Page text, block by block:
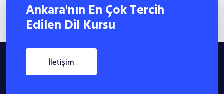
Ankara'nın En Çok Tercih
Edilen Dil Kursu
i̇letişim